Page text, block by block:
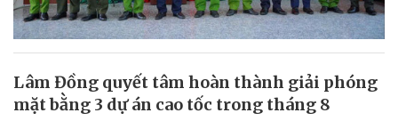
Lâm Đồng quyết tâm hoàn thành giải phóng
mặt bằng 3 dự án cao tốc trong tháng 8